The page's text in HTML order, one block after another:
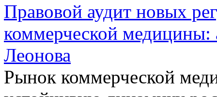
Правовой аудит новых
коммерческой медицины:
Леонова
Рынок коммерческой